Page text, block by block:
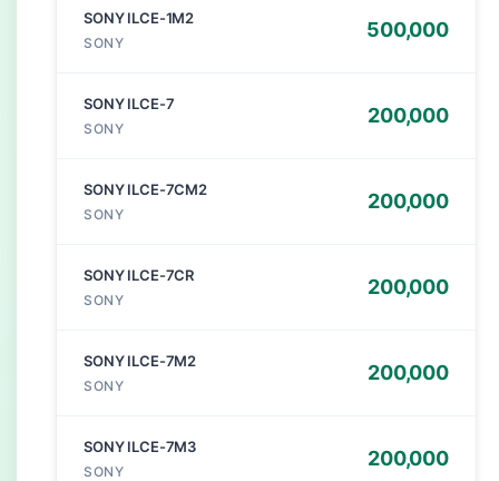
SONY ILCE-1M2
SONY
500,000
SONY ILCE-7
SONY
200,000
SONY ILCE-7CM2
SONY
200,000
SONY ILCE-7CR
SONY
200,000
SONY ILCE-7M2
SONY
200,000
SONY ILCE-7M3
SONY
200,000